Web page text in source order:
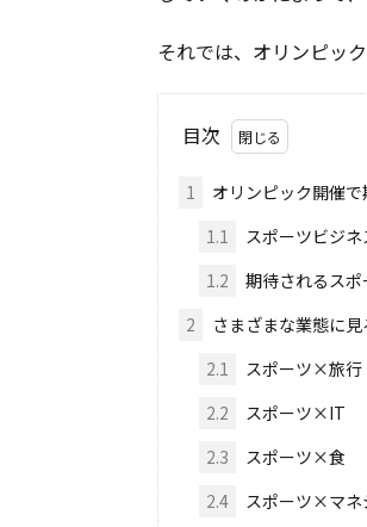
それでは、オリンピッ
目次
1
オリンピック開催
1.1
スポーツビジ
1.2
期待されるス
2
さまざまな業態に
2.1
スポーツ×旅行
2.2
スポーツ×IT
2.3
スポーツ
2.4
スポーツ×マネ